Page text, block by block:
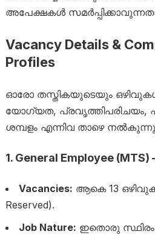
അപേക്ഷകൾ
Vacancy Details &
Profiles
ഓരോ തസ്തികയുടെയും
യോഗ്യത, പ്രവൃത്തിപരിചയം,
ശമ്പളം എന്നിവ താഴെ
1. General Employee (MTS)
Vacancies: ആകെ 13
Reserved).
Job Nature: ഇതൊരു സ്ഥിരം